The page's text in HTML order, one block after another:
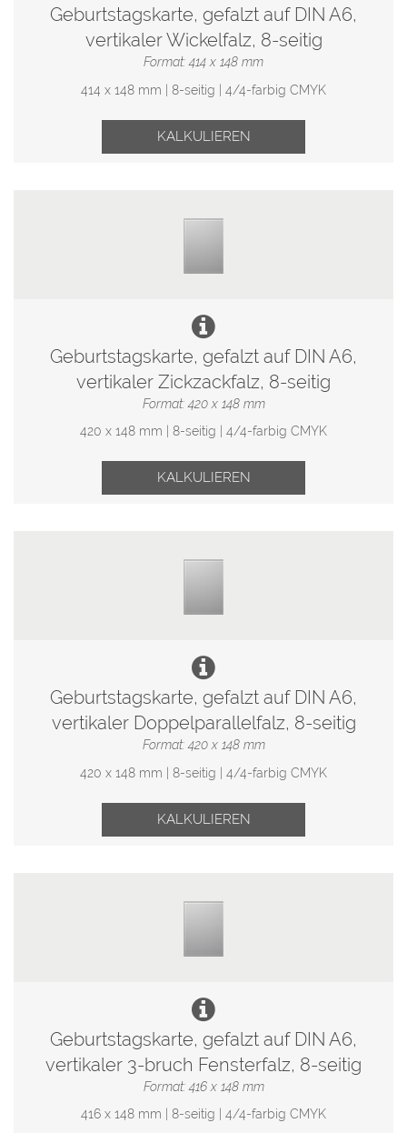
Geburtstagskarte, gefalzt auf DIN A6,
vertikaler Wickelfalz, 8-seitig
Format: 414 x 148 mm
414 x 148 mm | 8-seitig | 4/4-farbig CMYK
KALKULIEREN
Geburtstagskarte, gefalzt auf DIN A6,
vertikaler Zickzackfalz, 8-seitig
Format: 420 x 148 mm
420 x 148 mm | 8-seitig | 4/4-farbig CMYK
KALKULIEREN
Geburtstagskarte, gefalzt auf DIN A6,
vertikaler Doppelparallelfalz, 8-seitig
Format: 420 x 148 mm
420 x 148 mm | 8-seitig | 4/4-farbig CMYK
KALKULIEREN
Geburtstagskarte, gefalzt auf DIN A6,
vertikaler 3-bruch Fensterfalz, 8-seitig
Format: 416 x 148 mm
416 x 148 mm | 8-seitig | 4/4-farbig CMYK